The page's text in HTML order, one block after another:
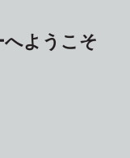
ようこそ